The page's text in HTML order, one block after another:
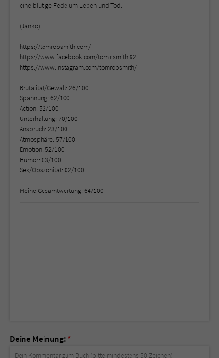
eine blutige Fede um Leben und Tod.
(Janko)
https://tomrobsmith.com/
https://www.facebook.com/tom.r.smith.92
https://www.instagram.com/tomrobsmith/
Brutalität/Gewalt: 26/100
Spannung: 62/100
Action: 52/100
Unterhaltung: 70/100
Anspruch: 23/100
Atmosphäre: 57/100
Emotion: 52/100
Humor: 03/100
Sex/Obszönität: 02/100
Meine Gesamtwertung: 64/100
Deine Meinung: *